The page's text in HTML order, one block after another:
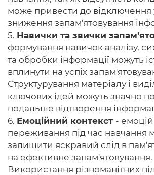
може привести до відключення
зниження запам'ятовування
5. Навички та звички
формування навичок аналізу,
та обробки інформації можуть
вплинути на успіх
Структурування матеріалу і
ключових ідей можуть значно
подальше відтворення
6. Емоційний контекст -
переживання під час навчання
залишити яскравий слід в
на ефективне запам'ятовування.
Використання різноманітних